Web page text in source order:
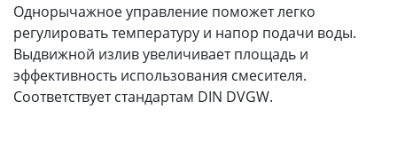
Однорычажное управление поможет легко
регулировать температуру и напор подачи воды.
Выдвижной излив увеличивает площадь и
эффективность использования смесителя.
Соответствует стандартам DIN DVGW.